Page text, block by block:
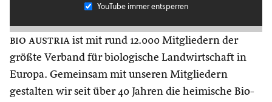
YouTube immer entsperren
bio austria ist mit rund 12.000 Mitgliedern der
größte Verband für biologische Landwirtschaft in
Europa. Gemeinsam mit unseren Mitgliedern
gestalten wir seit über 40 Jahren die heimische Bio-